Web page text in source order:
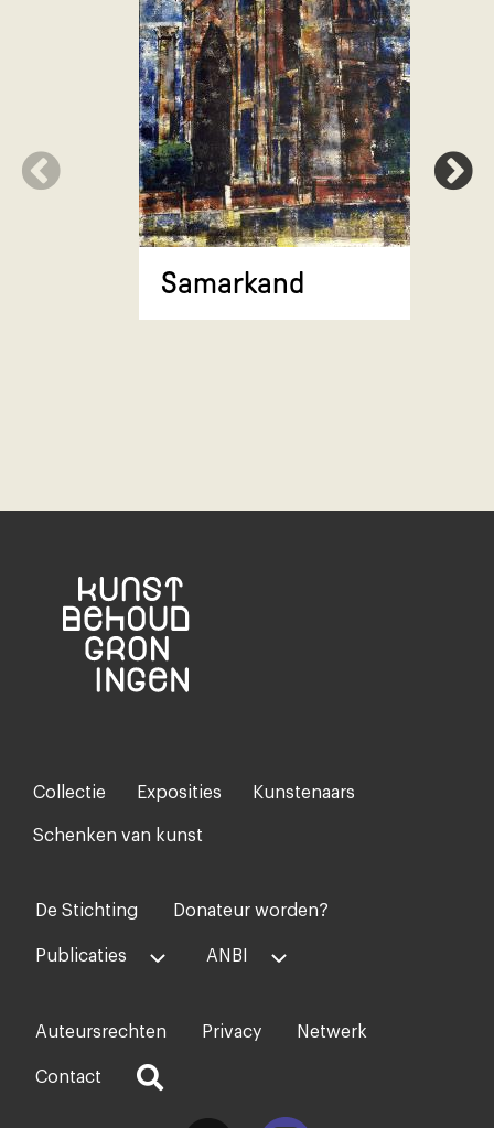
Samarkand
Footer-
menu
Collectie Exposities Kunstenaars
Schenken van kunst
Voet
midden
De Stichting Donateur worden?
Publicaties ANBI
Voet
rechts
Auteursrechten Privacy Netwerk
Contact